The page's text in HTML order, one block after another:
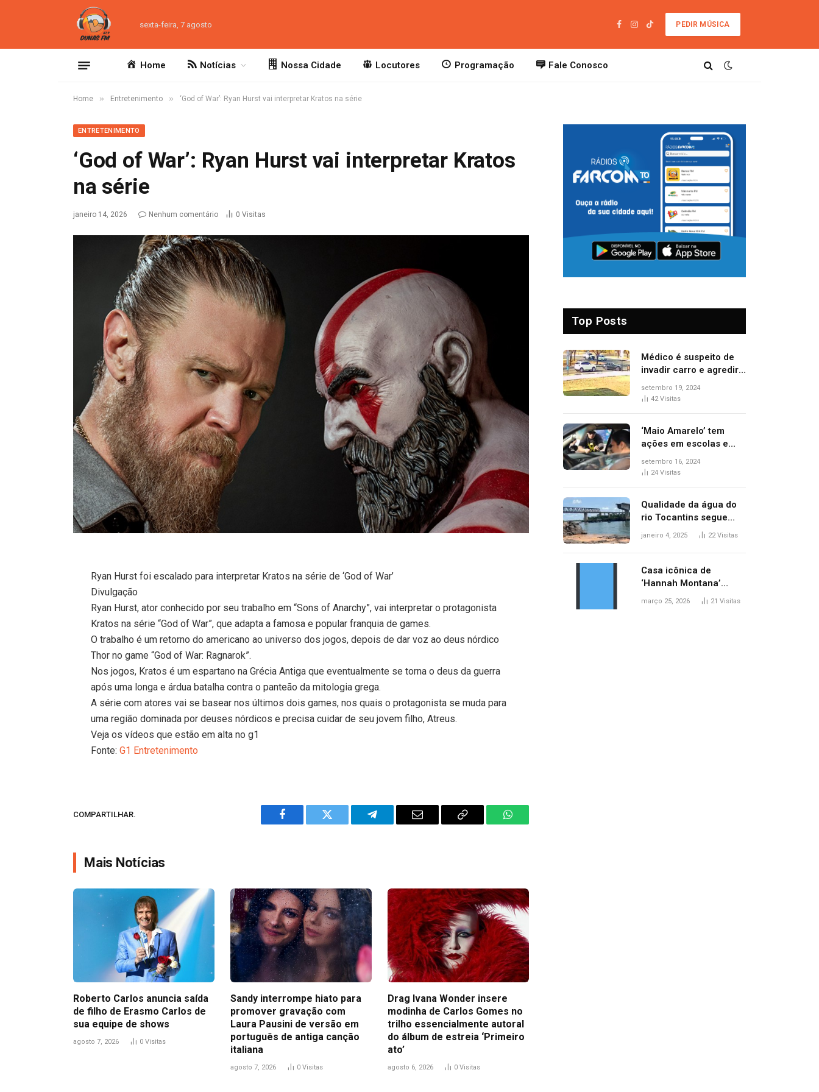
sexta-feira, 7 agosto
Facebook
Instagram
TikTok
PEDIR MÚSICA
Home Notícias Nossa Cidade Locutores Programação Fale Conosco
Home » Entretenimento » ‘God of War’: Ryan Hurst vai interpretar Kratos na série
ENTRETENIMENTO
‘God of War’: Ryan Hurst vai interpretar Kratos
na série
janeiro 14, 2026 Nenhum comentário 0 Visitas
Ryan Hurst foi escalado para interpretar Kratos na série de ‘God of War’
Divulgação
Ryan Hurst, ator conhecido por seu trabalho em “Sons of Anarchy”, vai interpretar o protagonista
Kratos na série “God of War”, que adapta a famosa e popular franquia de games.
O trabalho é um retorno do americano ao universo dos jogos, depois de dar voz ao deus nórdico
Thor no game “God of War: Ragnarok”.
Nos jogos, Kratos é um espartano na Grécia Antiga que eventualmente se torna o deus da guerra
após uma longa e árdua batalha contra o panteão da mitologia grega.
A série com atores vai se basear nos últimos dois games, nos quais o protagonista se muda para
uma região dominada por deuses nórdicos e precisa cuidar de seu jovem filho, Atreus.
Veja os vídeos que estão em alta no g1
Fonte:G1 Entretenimento
COMPARTILHAR.
Facebook Twitter Telegram Email
Copy
WhatsApp
Mais Notícias
Roberto Carlos anuncia saída
de filho de Erasmo Carlos de
sua equipe de shows
agosto 7, 2026 0 Visitas
Sandy interrompe hiato para
promover gravação com
Laura Pausini de versão em
português de antiga canção
italiana
agosto 7, 2026 0 Visitas
Drag Ivana Wonder insere
modinha de Carlos Gomes no
trilho essencialmente autoral
do álbum de estreia ‘Primeiro
ato’
agosto 6, 2026 0 Visitas
Top Posts
Médico é suspeito de
invadir carro e agredir
delegado aposentado
durante confusão no
setembro 19, 2024
42Visitas
‘Maio Amarelo’ tem
ações em escolas e
ruas para prevenir
acidentes no trânsito
setembro 16, 2024
24 Visitas
Qualidade da água do
rio Tocantins segue
sem indicar alterações
afirma ANA
janeiro 4, 2025 22Visitas
Casa icônica de
‘Hannah Montana’
poderá ser alugada por
março 25, 2026 21 Visitas